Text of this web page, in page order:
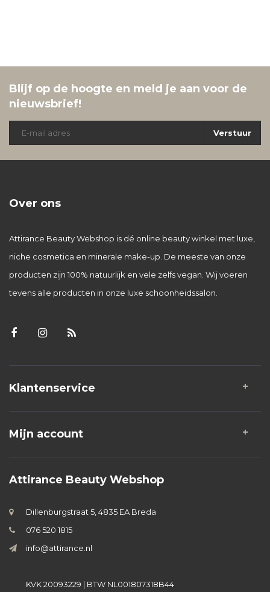
Blijf op de hoogte en meld je aan voor de
nieuwsbrief!
Verstuur
Over ons
Attirance Beauty Webshop is dé online beauty winkel met luxe,
niche cosmetica en minerale make-up. De meeste van onze
producten zijn 100% natuurlijk en vele zelfs vegan. Wij voeren
tevens alle producten in onze luxe schoonheidssalon.
Klantenservice
Mijn account
Attirance Beauty Webshop
Dillenburgstraat 5, 4835 EA Breda
076 520 1815
info@attirance.nl
KVK 20093229 | BTW NL001807318B44